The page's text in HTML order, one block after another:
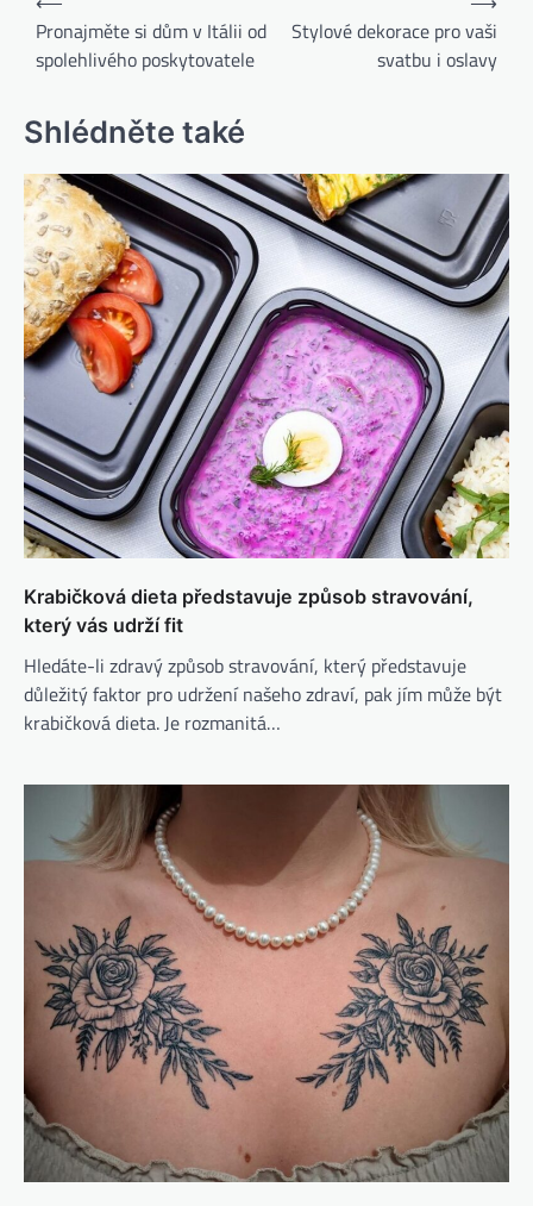
pro
příspěvek
Pronajměte si dům v Itálii od
spolehlivého poskytovatele
Stylové dekorace pro vaši
svatbu i oslavy
Shlédněte také
Krabičková dieta představuje způsob stravování,
který vás udrží fit
Hledáte-li zdravý způsob stravování, který představuje
důležitý faktor pro udržení našeho zdraví, pak jím může být
krabičková dieta. Je rozmanitá…